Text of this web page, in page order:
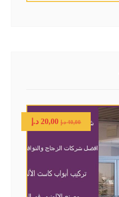
40,00 د.إ 20,00 د.إ